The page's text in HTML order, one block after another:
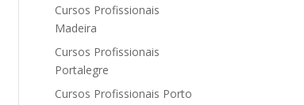
Cursos Profissionais
Madeira
Cursos Profissionais
Portalegre
Cursos Profissionais Porto